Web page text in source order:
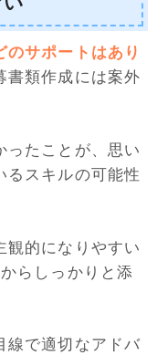
のサポートはあり
書類作成には案外
ったことが、思い
るスキルの可能性
観的になりやすい
らしっかりと添
線で適切なアドバ